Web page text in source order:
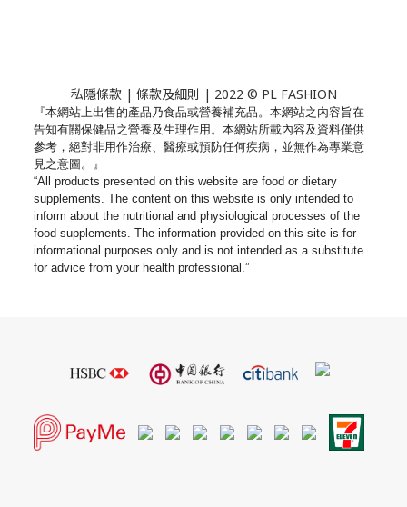
私隱條款| 條款及細則 | 2022 © PL FASHION
『本網站上出售的產品乃食品或營養補充品。 本網站之內容旨在
告知有關保健品之營養及生理作用。 本網站所載內容及資料僅供
參考，絕對非用作治療、 醫療或預防任何疾病，並無作為專業意
見之意圖。』
“All products presented on this website are food or dietary
supplements. The content on this website is only intended to
inform about the nutritional and physiological processes of the
food supplements. The information provided on this site is for
informational purposes only and is not intended as a substitute
for advice from your health professional.”